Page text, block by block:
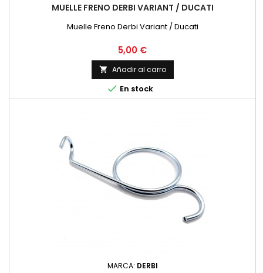
MUELLE FRENO DERBI VARIANT / DUCATI
Muelle Freno Derbi Variant / Ducati
Precio
5,00 €
 Añadir al carro
 En stock
MARCA: DERBI